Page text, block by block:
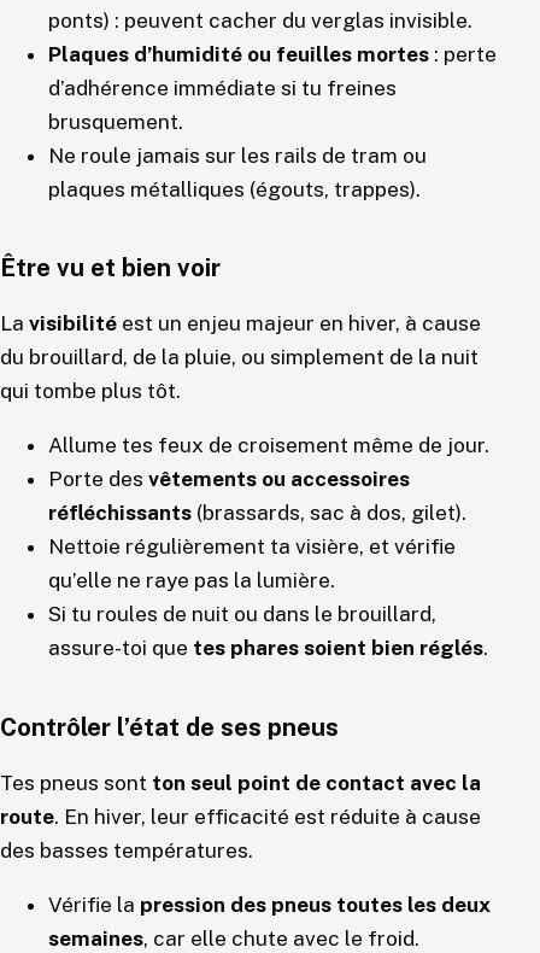
ponts) : peuvent cacher du verglas invisible.
Plaques d’humidité ou feuilles mortes : perte
d’adhérence immédiate si tu freines
brusquement.
Ne roule jamais sur les rails de tram ou
plaques métalliques (égouts, trappes).
Être vu et bien voir
La visibilité est un enjeu majeur en hiver, à cause
du brouillard, de la pluie, ou simplement de la nuit
qui tombe plus tôt.
Allume tes feux de croisement même de jour.
Porte des vêtements ou accessoires
réfléchissants (brassards, sac à dos, gilet).
Nettoie régulièrement ta visière, et vérifie
qu’elle ne raye pas la lumière.
Si tu roules de nuit ou dans le brouillard,
assure-toi que tes phares soient bien réglés.
Contrôler l’état de ses pneus
Tes pneus sont ton seul point de contact avec la
route. En hiver, leur efficacité est réduite à cause
des basses températures.
Vérifie la pression des pneus toutes les deux
semaines, car elle chute avec le froid.